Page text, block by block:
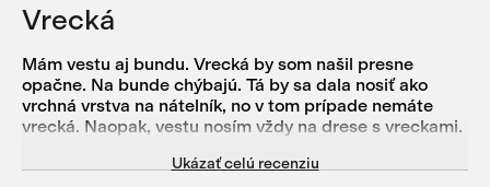
Vrecká
Mám vestu aj bundu. Vrecká by som našil presne
opačne. Na bunde chýbajú. Tá by sa dala nosiť ako
vrchná vrstva na nátelník, no v tom prípade nemáte
vrecká. Naopak, vestu nosím vždy na drese s vreckami.
meniacich sa podmienok. Vrecká preto nevyužívam,
Ukázať celú recenziu